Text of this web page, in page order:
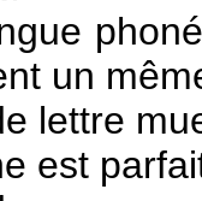
un
lettre
est